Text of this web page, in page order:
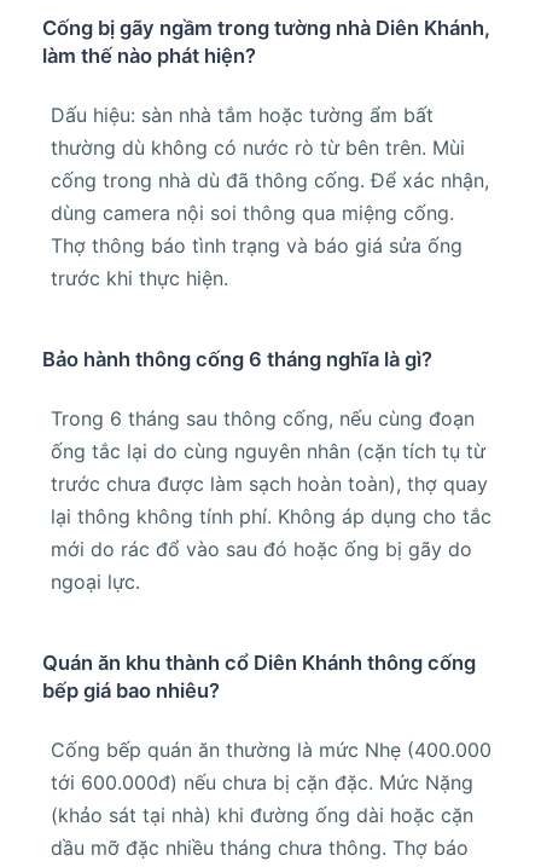
Cống bị gãy ngầm trong tường nhà Diên Khánh,
làm thế nào phát hiện?
Dấu hiệu: sàn nhà tắm hoặc tường ẩm bất
thường dù không có nước rò từ bên trên. Mùi
cống trong nhà dù đã thông cống. Để xác nhận,
dùng camera nội soi thông qua miệng cống.
Thợ thông báo tình trạng và báo giá sửa ống
trước khi thực hiện.
Bảo hành thông cống 6 tháng nghĩa là gì?
Trong 6 tháng sau thông cống, nếu cùng đoạn
ống tắc lại do cùng nguyên nhân (cặn tích tụ từ
trước chưa được làm sạch hoàn toàn), thợ quay
lại thông không tính phí. Không áp dụng cho tắc
mới do rác đổ vào sau đó hoặc ống bị gãy do
ngoại lực.
Quán ăn khu thành cổ Diên Khánh thông cống
bếp giá bao nhiêu?
Cống bếp quán ăn thường là mức Nhẹ (400.000
tới 600.000đ) nếu chưa bị cặn đặc. Mức Nặng
(khảo sát tại nhà) khi đường ống dài hoặc cặn
dầu mỡ đặc nhiều tháng chưa thông. Thợ báo